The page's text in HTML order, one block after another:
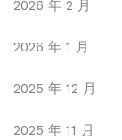
2026 年 2 月
2026 年 1 月
2025 年 12 月
2025 年 11 月